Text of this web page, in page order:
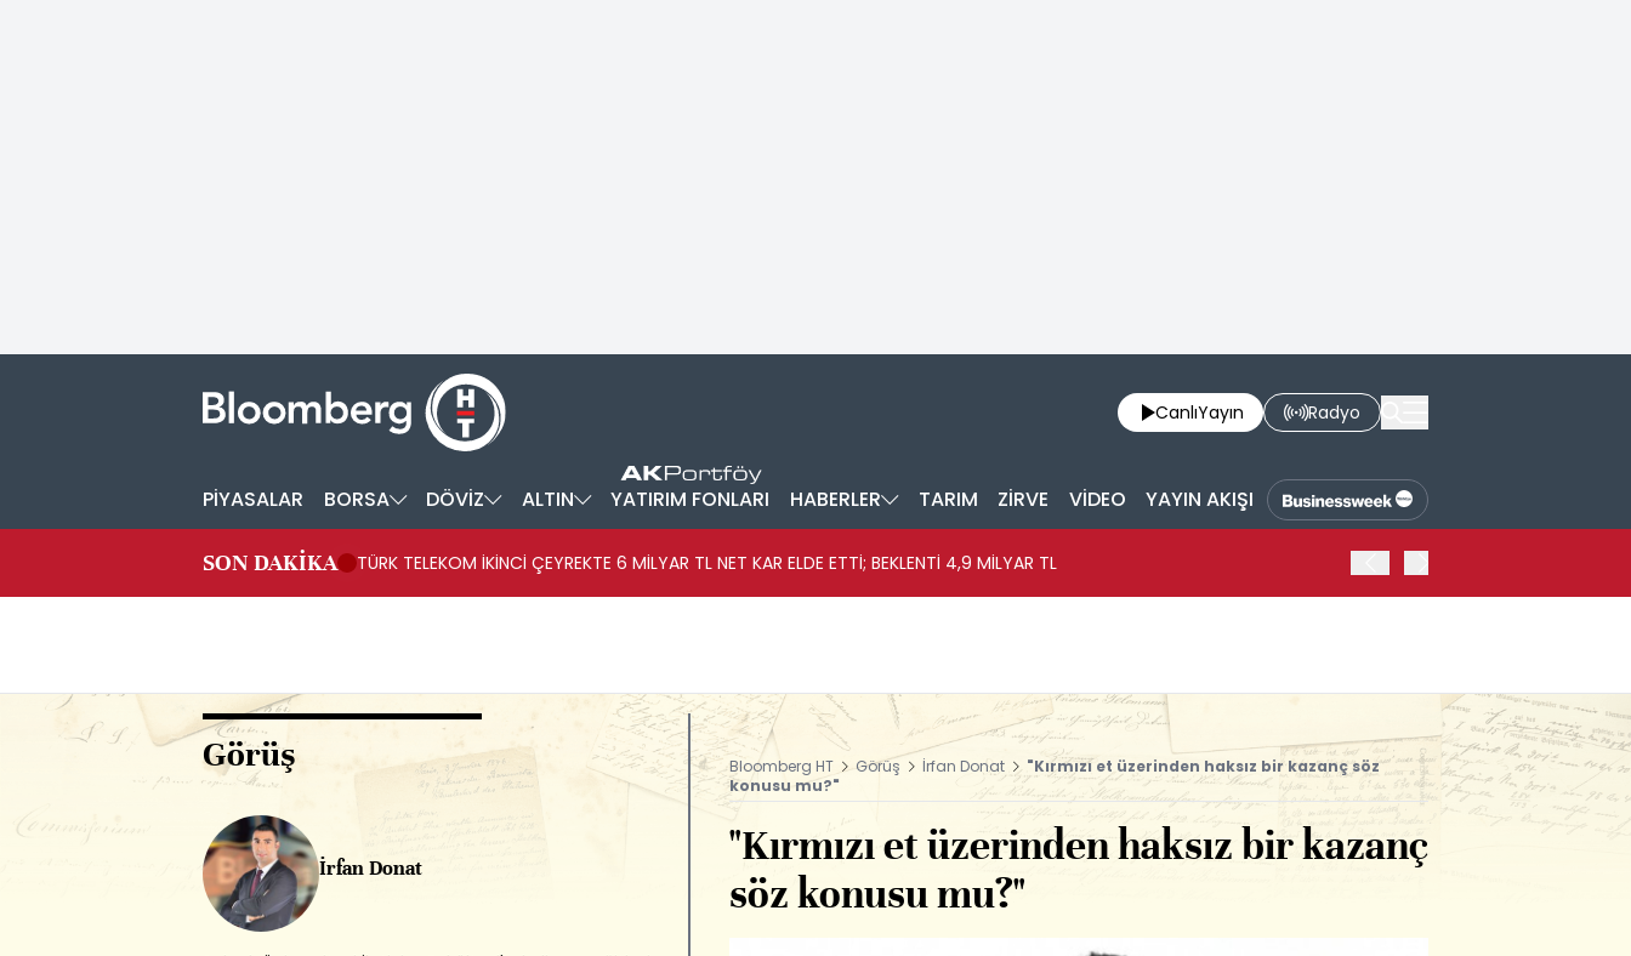
CanlıYayın Radyo
PİYASALAR BORSA DÖVİZ ALTIN YATIRIM FONLARI HABERLER TARIM ZİRVE VİDEO YAYIN AKIŞI
SON DAKİKA TÜRK TELEKOM İKİNCİ ÇEYREKTE 6 MİLYAR TL NET KAR ELDE ETTİ; BEKLENTİ 4,9 MİLYAR TL
Görüş
İrfan Donat
Bloomberg HT Görüş İrfan Donat
"Kırmızı et üzerinden haksız bir kazanç söz
konusu mu?"
"Kırmızı et üzerinden haksız bir kazanç
söz konusu mu?"